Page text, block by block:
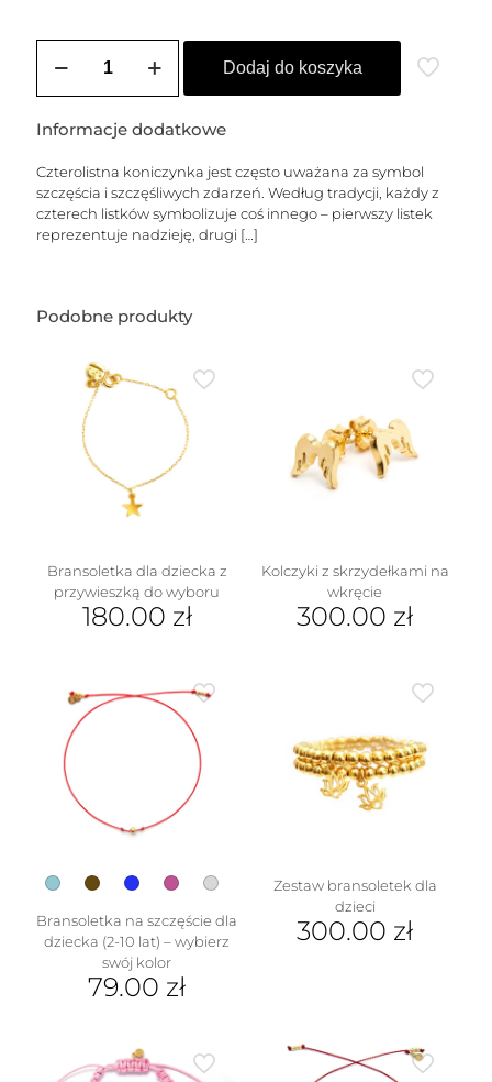
Kolczyki
Dodaj do koszyka
Informacje dodatkowe
Czterolistna koniczynka jest często uważana za symbol
szczęścia i szczęśliwych zdarzeń. Według tradycji, każdy z
czterech listków symbolizuje coś innego – pierwszy listek
reprezentuje nadzieję, drugi […]
Podobne produkty
Bransoletka dla dziecka z
przywieszką do wyboru
180.00 zł
wiele
wariantów.
stronie
Kolczyki z skrzydełkami na
wkręcie
300.00 zł
Bransoletka na szczęście dla
dziecka (2-10 lat) – wybierz
swój kolor
79.00 zł
ma
wiele
Zestaw bransoletek dla
dzieci
300.00 zł